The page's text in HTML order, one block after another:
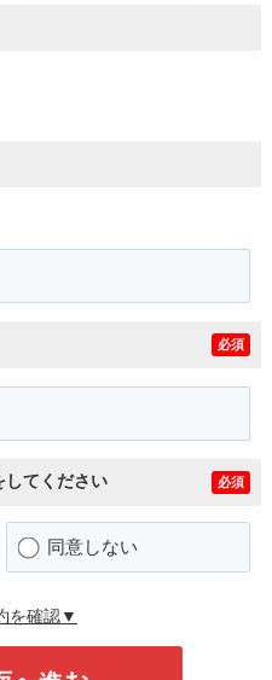
必須
してください 必須
同意しない
を確認▼